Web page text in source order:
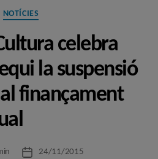
Categories
NOTÍCIES
celebra
la suspensió
finançament
Data24/11/2015